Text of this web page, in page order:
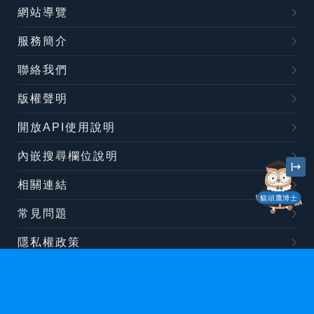
貓頭鷹博士
網站導覽
服務簡介
聯絡我們
版權聲明
開放API使用說明
內嵌搜尋欄位說明
相關連結
常見問題
隱私權政策